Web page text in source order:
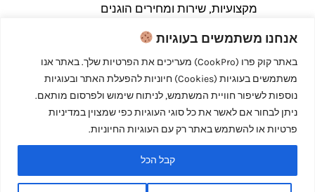
אנחנו משתמשים בעוגיות
באתר קוק פרו (CookPro) מעריכים את הפרטיות שלך. באתר אנו
משתמשים בעוגיות (Cookies) חיוניות להפעלת האתר ובעוגיות
נוספות לשיפור חוויית המשתמש, לניתוח שימוש ולפרסום מותאם.
ניתן לבחור אם לאשר את כל סוגי העוגיות כפי שמצוין במדיניות
פרטיות או להשתמש באתר רק עם העוגיות החיוניות.
קבל הכל
מקצועיות, שירות ומחירים הוגנים
Copyright © 2026 קוק פרו - לבשל כמו מקצוענים